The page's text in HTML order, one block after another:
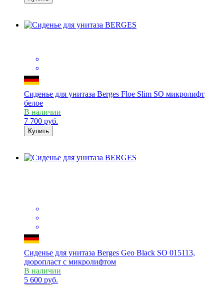
Сиденье для унитаза Berges Floe Slim SO микролифт
белое
В наличии
7 700 руб.
Купить
Сиденье для унитаза Berges Geo Black SO 015113,
дюропласт с микролифтом
В наличии
5 600 руб.